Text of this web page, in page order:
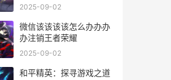
2025-09-02
微信该该该该怎么办办办
办注销王者荣耀
2025-09-02
和平精英：探寻游戏之道